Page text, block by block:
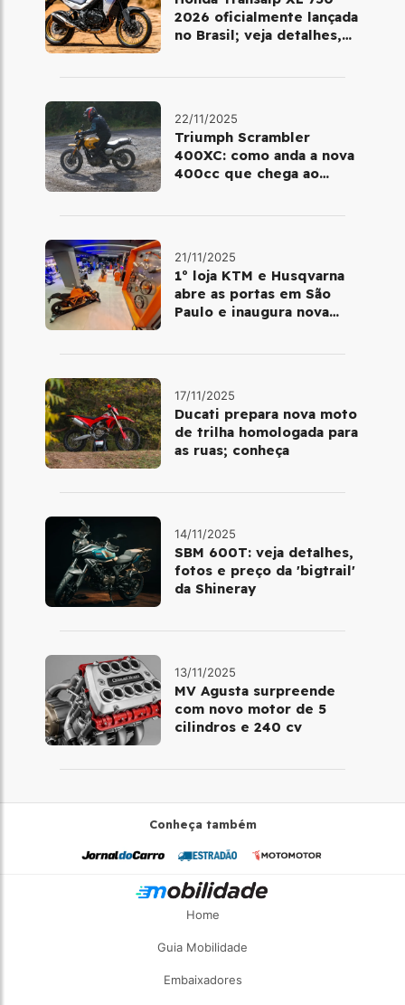
2026 oficialmente lançada
no Brasil; veja detalhes,
22/11/2025
Triumph Scrambler
400XC: como anda a nova
400cc que chega ao
21/11/2025
1º loja KTM e Husqvarna
abre as portas em São
Paulo e inaugura nova
17/11/2025
Ducati prepara nova moto
de trilha homologada para
as ruas; conheça
14/11/2025
SBM 600T: veja detalhes,
fotos e preço da 'bigtrail'
da Shineray
13/11/2025
MV Agusta surpreende
com novo motor de 5
cilindros e 240 cv
Conheça também
Home
Guia Mobilidade
Embaixadores